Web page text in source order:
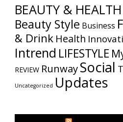
BEAUTY & HEALTH
Beauty Style Business
& Drink Health
Intrend LIFESTYLE
REVIEW RunwaySocial
Uncategorized Updates